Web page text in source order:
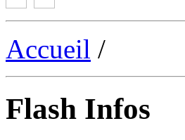
Accueil /
Flash Infos